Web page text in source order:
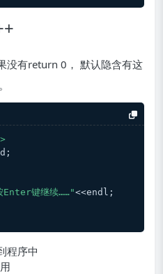
没有return 0， 默认隐含有这
Enter键继续……"<<endl;
程序中